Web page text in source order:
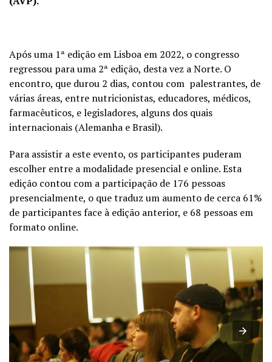
Após uma 1ª edição em Lisboa em 2022, o congresso
regressou para uma 2ª edição, desta vez a Norte. O
encontro, que durou 2 dias, contou com palestrantes, de
várias áreas, entre nutricionistas, educadores, médicos,
farmacêuticos, e legisladores, alguns dos quais
internacionais (Alemanha e Brasil).
Para assistir a este evento, os participantes puderam
escolher entre a modalidade presencial e online. Esta
edição contou com a participação de 176 pessoas
presencialmente, o que traduz um aumento de cerca 61%
de participantes face à edição anterior, e 68 pessoas em
formato online.